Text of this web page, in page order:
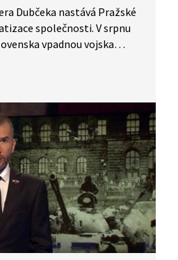
Dubčeka nastává Pražské
společnosti. V srpnu
vpadnou vojska
událostmi a osobnostmi
především pro mírně
školního věku.